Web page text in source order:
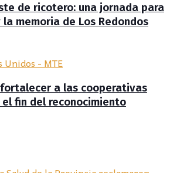
de ricotero: una jornada para
memoria de Los Redondos
fortalecer a las cooperativas
fin del reconocimiento